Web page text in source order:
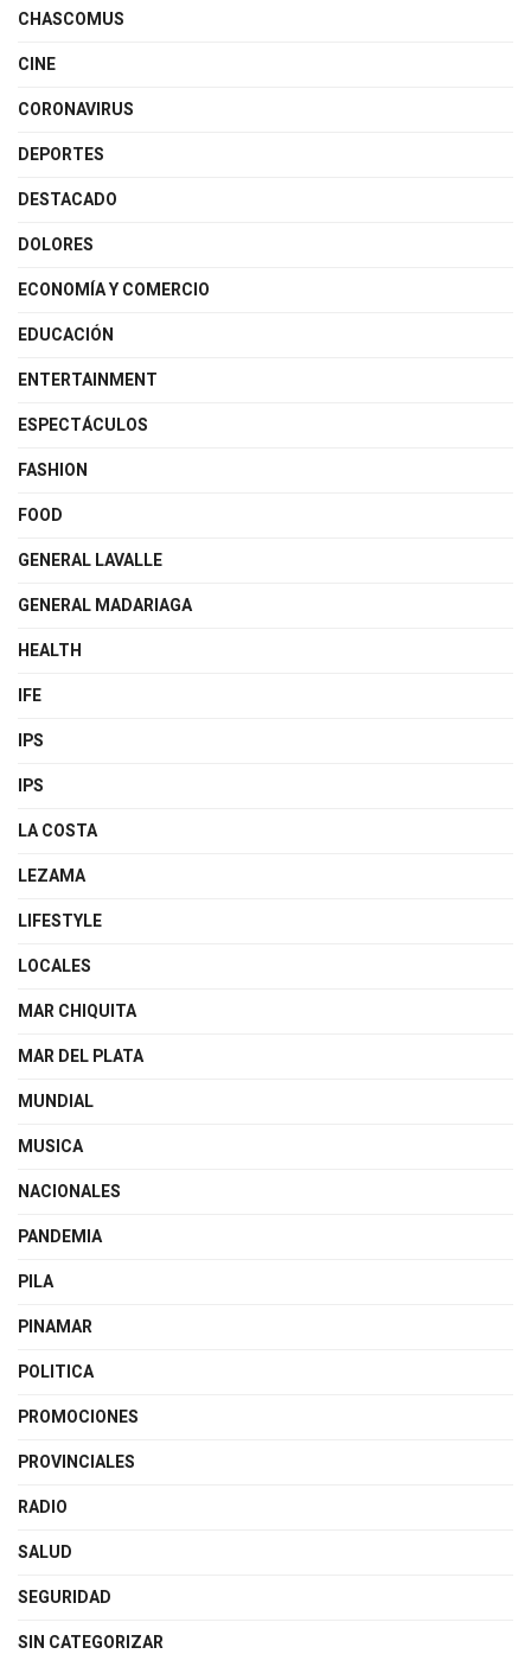
CHASCOMUS
CINE
CORONAVIRUS
DEPORTES
DESTACADO
DOLORES
ECONOMÍA Y COMERCIO
EDUCACIÓN
ENTERTAINMENT
ESPECTÁCULOS
FASHION
FOOD
GENERAL LAVALLE
GENERAL MADARIAGA
HEALTH
IFE
IPS
IPS
LA COSTA
LEZAMA
LIFESTYLE
LOCALES
MAR CHIQUITA
MAR DEL PLATA
MUNDIAL
MUSICA
NACIONALES
PANDEMIA
PILA
PINAMAR
POLITICA
PROMOCIONES
PROVINCIALES
RADIO
SALUD
SEGURIDAD
SIN CATEGORIZAR